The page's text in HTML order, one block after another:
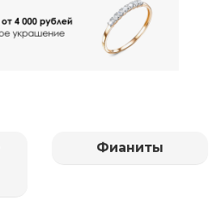
Фианиты